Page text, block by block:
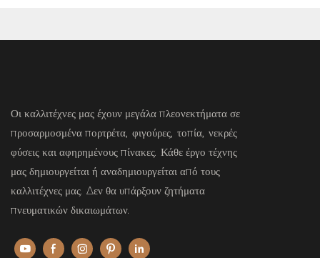
Οι καλλιτέχνες μας έχουν μεγάλα πλεονεκτήματα σε
προσαρμοσμένα πορτρέτα, φιγούρες, τοπία, νεκρές
φύσεις και αφηρημένους πίνακες. Κάθε έργο τέχνης
μας δημιουργείται ή αναδημιουργείται από τους
καλλιτέχνες μας. Δεν θα υπάρξουν ζητήματα
πνευματικών δικαιωμάτων.